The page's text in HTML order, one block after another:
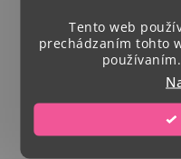
Tento web
prechádzaním tohto
Single Jersey, 100 %
Strih - zúžený
Celkový rozmer potlače
Umiestnenie potlače- na